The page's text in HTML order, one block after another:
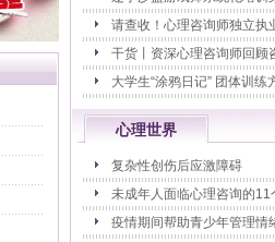
请查收！心理咨询师独立执
干货丨资深心理咨询师回顾
大学生“涂鸦日记” 团体训
心理世界
复杂性创伤后应激障碍
未成年人面临心理咨询的11
疫情期间帮助青少年管理情